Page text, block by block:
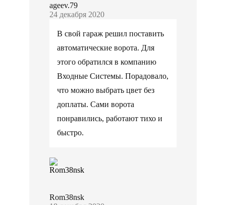
ageev.79
24 декабря 2020
В свой гараж решил поставить
автоматические ворота. Для
этого обратился в компанию
Входные Системы. Порадовало,
что можно выбрать цвет без
доплаты. Сами ворота
понравились, работают тихо и
быстро.
Rom38nsk